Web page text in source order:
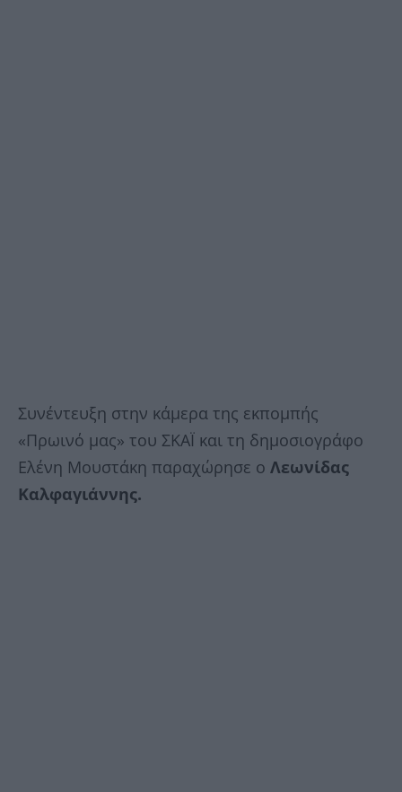
Συνέντευξη στην κάμερα της εκπομπής
«Πρωινό μας» του ΣΚΑΪ και τη δημοσιογράφο
Ελένη Μουστάκη παραχώρησε ο Λεωνίδας
Καλφαγιάννης.